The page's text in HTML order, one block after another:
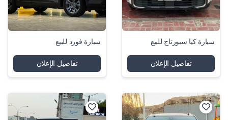
سيارة كيا سبورتاج للبيع
تفاصيل الإعلان
سيارة فورد للبيع
تفاصيل الإعلان